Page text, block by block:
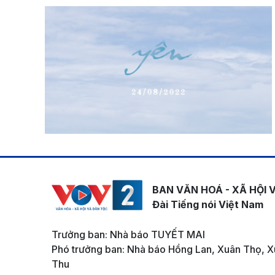
BAN VĂN HOÁ - XÃ HỘI
Đài Tiếng nói Việt Nam
Trưởng ban: Nhà báo TUYẾT MAI
Phó trưởng ban: Nhà báo Hồng Lan, Xuân Thọ,
Thu